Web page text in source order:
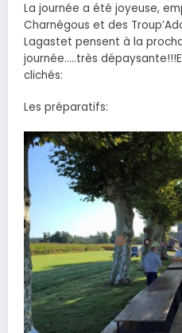
La journée a été joyeuse,
Charnégous et des
Lagastet pensent à la
journée…..très
clichés:
Les préparatifs: